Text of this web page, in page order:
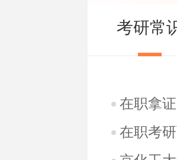
考研常
在职拿
在职考